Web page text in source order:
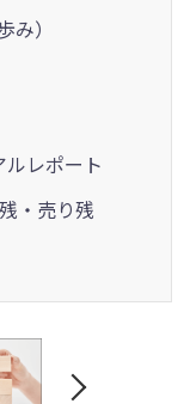
）
ルレポート
・売り残